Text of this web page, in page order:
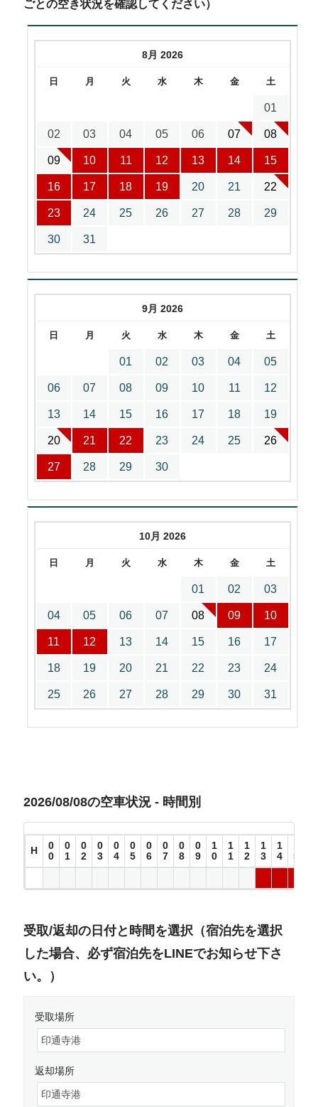
ごとの空き状況を確認してください）
8月 2026
日 月 火 水 木 金 土
01
02 03 04 05 06 07 08
09 10 11 12 13 14 15
16 17 18 19 20 21 22
23 24 25 26 27 28 29
30 31
9月 2026
日 月 火 水 木 金 土
01 02 03 04 05
06 07 08 09 10 11 12
13 14 15 16 17 18 19
20 21 22 23 24 25 26
27 28 29 30
10月 2026
日 月 火 水 木 金 土
01 02 03
04 05 06 07 08 09 10
11 12 13 14 15 16 17
18 19 20 21 22 23 24
25 26 27 28 29 30 31
2026/08/08の空車状況 - 時間別
H
0
0
0
1
0
2
0
3
0
4
0
5
0
6
0
7
0
8
0
9
1
0
1
1
1
2
1
3
1
4
1
5
受取/返却の日付と時間を選択（宿泊先を選択
した場合、必ず宿泊先をLINEでお知らせ下さ
い。）
受取場所
返却場所